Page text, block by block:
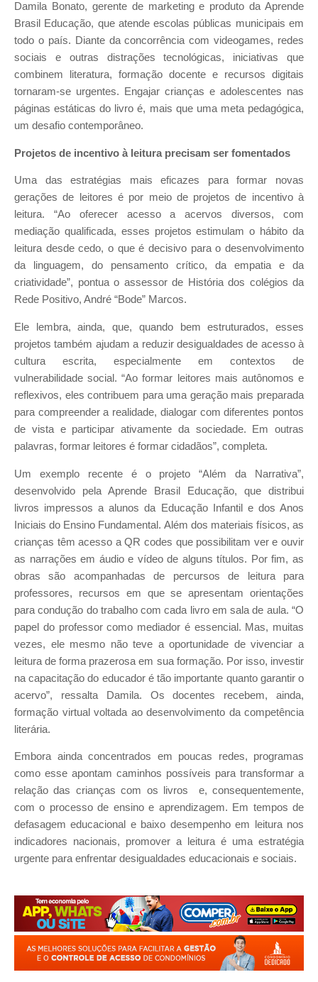
Damila Bonato, gerente de marketing e produto da Aprende
Brasil Educação, que atende escolas públicas municipais em
todo o país. Diante da concorrência com videogames, redes
sociais e outras distrações tecnológicas, iniciativas que
combinem literatura, formação docente e recursos digitais
tornaram-se urgentes. Engajar crianças e adolescentes nas
páginas estáticas do livro é, mais que uma meta pedagógica,
um desafio contemporâneo.
Projetos de incentivo à leitura precisam ser fomentados
Uma das estratégias mais eficazes para formar novas
gerações de leitores é por meio de projetos de incentivo à
leitura. “Ao oferecer acesso a acervos diversos, com
mediação qualificada, esses projetos estimulam o hábito da
leitura desde cedo, o que é decisivo para o desenvolvimento
da linguagem, do pensamento crítico, da empatia e da
criatividade”, pontua o assessor de História dos colégios da
Rede Positivo, André “Bode” Marcos.
Ele lembra, ainda, que, quando bem estruturados, esses
projetos também ajudam a reduzir desigualdades de acesso à
cultura escrita, especialmente em contextos de
vulnerabilidade social. “Ao formar leitores mais autônomos e
reflexivos, eles contribuem para uma geração mais preparada
para compreender a realidade, dialogar com diferentes pontos
de vista e participar ativamente da sociedade. Em outras
palavras, formar leitores é formar cidadãos”, completa.
Um exemplo recente é o projeto “Além da Narrativa”,
desenvolvido pela Aprende Brasil Educação, que distribui
livros impressos a alunos da Educação Infantil e dos Anos
Iniciais do Ensino Fundamental. Além dos materiais físicos, as
crianças têm acesso a QR codes que possibilitam ver e ouvir
as narrações em áudio e vídeo de alguns títulos. Por fim, as
obras são acompanhadas de percursos de leitura para
professores, recursos em que se apresentam orientações
para condução do trabalho com cada livro em sala de aula. “O
papel do professor como mediador é essencial. Mas, muitas
vezes, ele mesmo não teve a oportunidade de vivenciar a
leitura de forma prazerosa em sua formação. Por isso, investir
na capacitação do educador é tão importante quanto garantir o
acervo”, ressalta Damila. Os docentes recebem, ainda,
formação virtual voltada ao desenvolvimento da competência
literária.
Embora ainda concentrados em poucas redes, programas
como esse apontam caminhos possíveis para transformar a
relação das crianças com os livros e, consequentemente,
com o processo de ensino e aprendizagem. Em tempos de
defasagem educacional e baixo desempenho em leitura nos
indicadores nacionais, promover a leitura é uma estratégia
urgente para enfrentar desigualdades educacionais e sociais.